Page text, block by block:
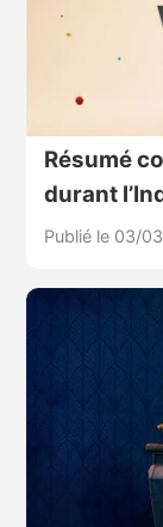
Résumé
durant
Publié le 03/